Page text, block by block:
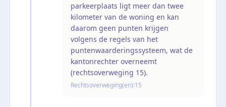
parkeerplaats ligt meer dan twee
kilometer van de woning en kan
daarom geen punten krijgen
volgens de regels van het
puntenwaarderingssysteem, wat de
kantonrechter overneemt
(rechtsoverweging 15).
Rechtsoverweging(en):15